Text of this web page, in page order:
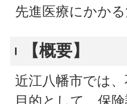
先進医療にかか
【概要】
近江八幡市では